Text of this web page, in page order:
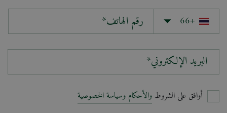
البريد الإلكتروني*
أوافق على الشروط والأحكام وسياسة الخصوصية